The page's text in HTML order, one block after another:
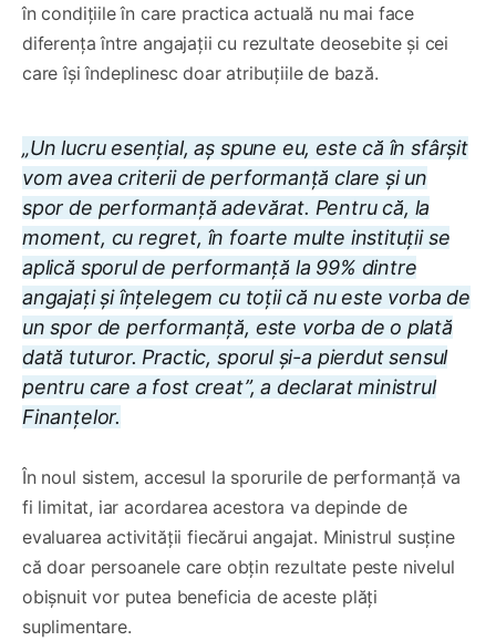
în condițiile în care practica actuală nu mai face
diferența între angajații cu rezultate deosebite și cei
care își îndeplinesc doar atribuțiile de bază.
„Un lucru esențial, aș spune eu, este că în sfârșit
vom avea criterii de performanță clare și un
spor de performanță adevărat. Pentru că, la
moment, cu regret, în foarte multe instituții se
aplică sporul de performanță la 99% dintre
angajați și înțelegem cu toții că nu este vorba de
un spor de performanță, este vorba de o plată
dată tuturor. Practic, sporul și-a pierdut sensul
pentru care a fost creat”, a declarat ministrul
Finanțelor.
În noul sistem, accesul la sporurile de performanță va
fi limitat, iar acordarea acestora va depinde de
evaluarea activității fiecărui angajat. Ministrul susține
că doar persoanele care obțin rezultate peste nivelul
obișnuit vor putea beneficia de aceste plăți
suplimentare.